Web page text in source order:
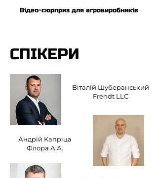
Відео-сюрприз для агровиробників
СПІКЕРИ
Віталій Шуберанський
Frendt LLC
Андрій Капріца
Флора А.А.